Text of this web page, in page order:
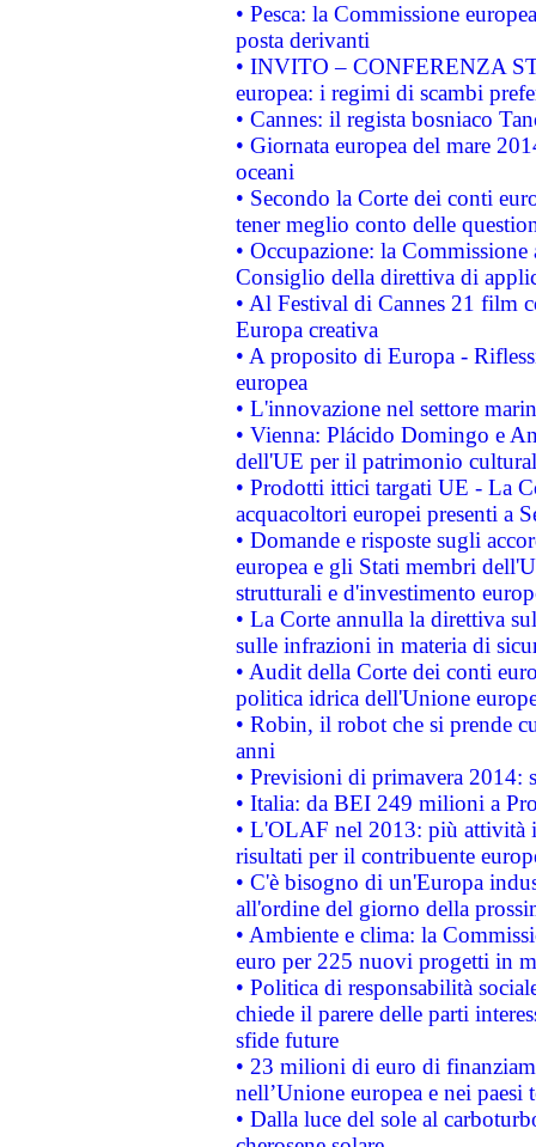
• Pesca: la Commissione
posta derivanti
• INVITO – CONFERENZA
europea: i regimi di scambi
• Cannes: il regista bosniaco
• Giornata europea del mare
oceani
• Secondo la Corte dei conti
tener meglio conto delle
• Occupazione: la
Consiglio della direttiva di
• Al Festival di Cannes 21 film
Europa creativa
• A proposito di Europa -
europea
• L'innovazione nel settore
• Vienna: Plácido Domingo e
dell'UE per il patrimonio
• Prodotti ittici targati UE - La
acquacoltori europei presenti a
• Domande e risposte sugli
europea e gli Stati membri
strutturali e d'investimento
• La Corte annulla la direttiva
sulle infrazioni in materia di
• Audit della Corte dei conti
politica idrica dell'Unione
• Robin, il robot che si prende
anni
• Previsioni di primavera 2014:
• Italia: da BEI 249 milioni a
• L'OLAF nel 2013: più attività
risultati per il contribuente
• C'è bisogno di un'Europa
all'ordine del giorno della
• Ambiente e clima: la
euro per 225 nuovi progetti in
• Politica di responsabilità
chiede il parere delle parti
sfide future
• 23 milioni di euro di
nell’Unione europea e nei paesi
• Dalla luce del sole al